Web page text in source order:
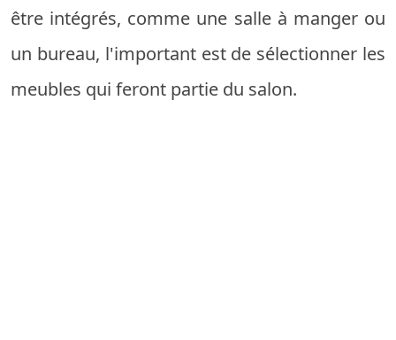
être intégrés, comme une salle à manger ou
un bureau, l'important est de sélectionner les
meubles qui feront partie du salon.